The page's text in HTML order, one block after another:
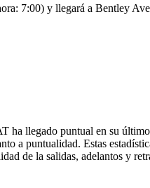
7:00) y llegará a Bentley
ha llegado puntual en su
a puntualidad. Estas
de la salidas, adelantos y